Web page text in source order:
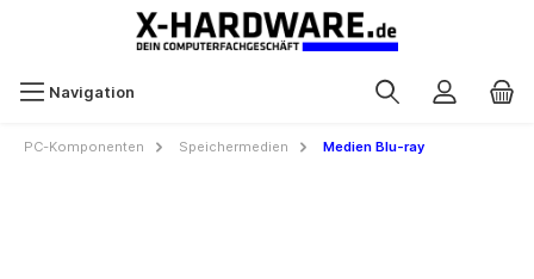
Navigation
PC-Komponenten Speichermedien Medien Blu-ray